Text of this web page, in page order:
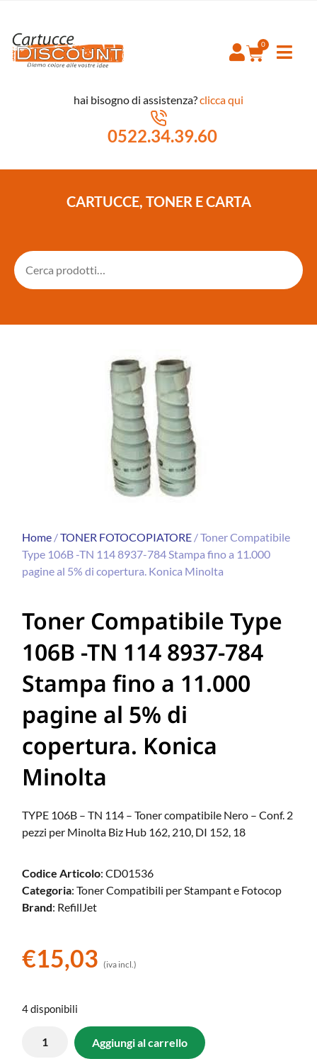
hai bisogno di assistenza?clicca qui
0522.34.39.60
CARTUCCE, TONER E CARTA
Home /TONER FOTOCOPIATORE / Toner Compatibile
Type 106B -TN 114 8937-784 Stampa fino a 11.000
pagine al 5% di copertura. Konica Minolta
Toner Compatibile Type
106B -TN 114 8937-784
Stampa fino a 11.000
pagine al 5% di
copertura. Konica
Minolta
TYPE 106B – TN 114 – Toner compatibile Nero – Conf. 2
pezzi per Minolta Biz Hub 162, 210, DI 152, 18
Codice Articolo: CD01536
Categoria: Toner Compatibili per Stampant e Fotocop
Brand: RefillJet
€15,03 (iva incl.)
4 disponibili
Aggiungi al carrello